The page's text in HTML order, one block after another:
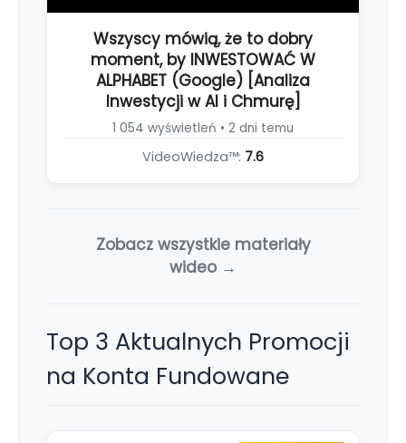
Wszyscy mówią, że to dobry
moment, by INWESTOWAĆ W
ALPHABET (Google) [Analiza
Inwestycji w AI i Chmurę]
1 054 wyświetleń • 2 dni temu
VideoWiedza™: 7.6
Zobacz wszystkie materiały
wideo →
Top 3 Aktualnych Promocji
na Konta Fundowane